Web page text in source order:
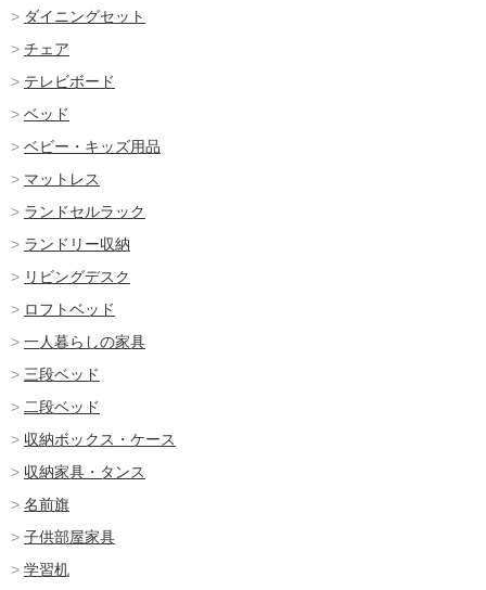
ダイニングセット
チェア
テレビボード
ベッド
ベビー・キッズ用品
マットレス
ランドセルラック
ランドリー収納
リビングデスク
ロフトベッド
一人暮らしの家具
三段ベッド
二段ベッド
収納ボックス・ケース
収納家具・タンス
名前旗
子供部屋家具
学習机